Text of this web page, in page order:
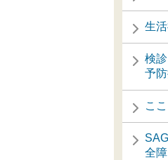
生
検
予
こ
全